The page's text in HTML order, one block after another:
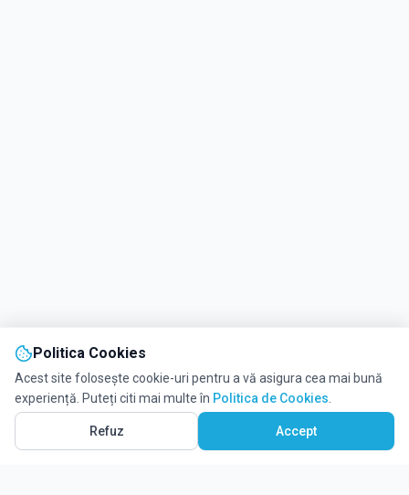
Politica Cookies
Acest site folosește cookie-uri pentru a vă asigura cea mai bună
experiență. Puteți citi mai multe în Politica de Cookies
Refuz Accept